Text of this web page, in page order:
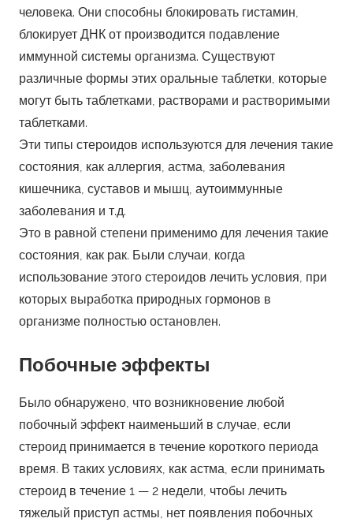
человека. Они способны блокировать гистамин,
блокирует ДНК от производится подавление
иммунной системы организма. Существуют
различные формы этих оральные таблетки, которые
могут быть таблетками, растворами и растворимыми
таблетками.
Эти типы стероидов используются для лечения такие
состояния, как аллергия, астма, заболевания
кишечника, суставов и мышц, аутоиммунные
заболевания и т.д.
Это в равной степени применимо для лечения такие
состояния, как рак. Были случаи, когда
использование этого стероидов лечить условия, при
которых выработка природных гормонов в
организме полностью остановлен.
Побочные эффекты
Было обнаружено, что возникновение любой
побочный эффект наименьший в случае, если
стероид принимается в течение короткого периода
время. В таких условиях, как астма, если принимать
стероид в течение 1 — 2 недели, чтобы лечить
тяжелый приступ астмы, нет появления побочных